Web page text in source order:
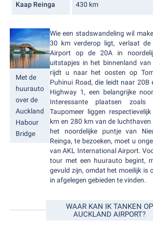
Kaap Reinga 430 km
Met de
huurauto
over de
Auckland
Habour
Bridge
Wie een stadswandeling wil
30 km verderop ligt, verlaat de
Airport op de 20A in
uitstapjes in het binnenland van
rijdt u naar het oosten op
Puhinui Road, die leidt naar 20B
Highway 1, een belangrijke
Interessante plaatsen
Taupomeer liggen
km en 280 km van de
het noordelijke puntje van
Reinga, te bezoeken, moet u
van AKL International Airport.
tour met een huurauto begint,
gevuld zijn, omdat het moeilijk is
in afgelegen gebieden te vinden.
WAAR KAN IK TANKEN OP
AUCKLAND AIRPORT?